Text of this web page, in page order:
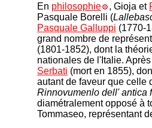
En philosophie , Gioja et
Pasquale Borelli (
Pasquale Galluppi (1770-
grand nombre de
(1801-1852), dont la
nationales de l'Italie.
Serbati (mort en 1855),
autant de faveur que celle
Rinnovumenlo dell' antica
diamétralement opposé à
Tommaseo, représentant